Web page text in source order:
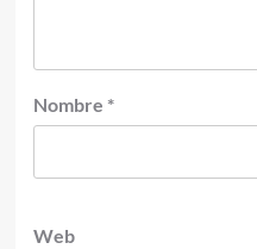
Nombre *
Web